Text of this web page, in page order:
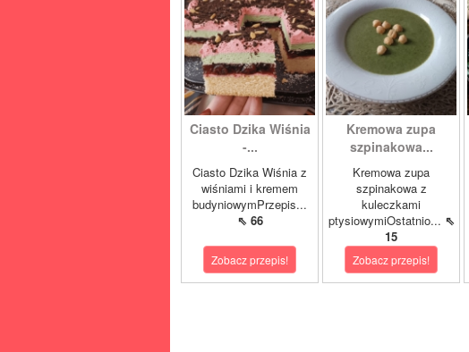
Ciasto Dzika Wiśnia
-...
Ciasto Dzika Wiśnia z
wiśniami i kremem
budyniowymPrzepis...
⇖ 66
Zobacz przepis!
Kremowa zupa
szpinakowa...
Kremowa zupa
szpinakowa z
kuleczkami
ptysiowymiOstatnio... ⇖
15
Zobacz przepis!